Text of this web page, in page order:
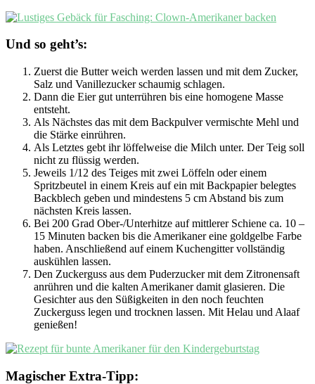
Und so geht’s:
Zuerst die Butter weich werden lassen und mit dem Zucker,
Salz und Vanillezucker schaumig schlagen.
Dann die Eier gut unterrühren bis eine homogene Masse
entsteht.
Als Nächstes das mit dem Backpulver vermischte Mehl und
die Stärke einrühren.
Als Letztes gebt ihr löffelweise die Milch unter. Der Teig soll
nicht zu flüssig werden.
Jeweils 1/12 des Teiges mit zwei Löffeln oder einem
Spritzbeutel in einem Kreis auf ein mit Backpapier belegtes
Backblech geben und mindestens 5 cm Abstand bis zum
nächsten Kreis lassen.
Bei 200 Grad Ober-/Unterhitze auf mittlerer Schiene ca. 10 –
15 Minuten backen bis die Amerikaner eine goldgelbe Farbe
haben. Anschließend auf einem Kuchengitter vollständig
auskühlen lassen.
Den Zuckerguss aus dem Puderzucker mit dem Zitronensaft
anrühren und die kalten Amerikaner damit glasieren. Die
Gesichter aus den Süßigkeiten in den noch feuchten
Zuckerguss legen und trocknen lassen. Mit Helau und Alaaf
genießen!
Magischer Extra-Tipp: